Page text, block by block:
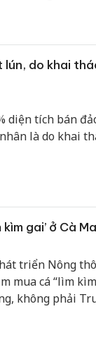
do khai
diện tích bán
là do khai
gai’ ở Cà
triển Nông
mua cá “lìm
không phải